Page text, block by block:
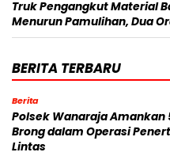
Truk Pengangkut Material
Menurun Pamulihan, Dua
BERITA TERBARU
Berita
Polsek Wanaraja Amankan
Brong dalam Operasi
Lintas